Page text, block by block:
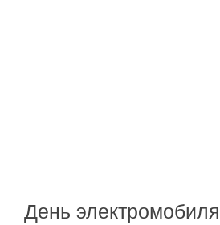
День